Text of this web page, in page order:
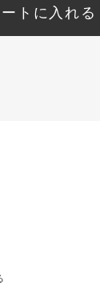
トに入れる